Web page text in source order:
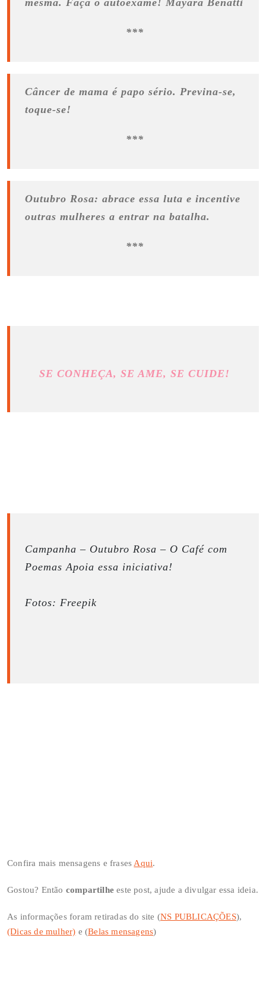
mesma. Faça o autoexame! Mayara Benatti
***
Câncer de mama é papo sério. Previna-se,
toque-se!
***
Outubro Rosa: abrace essa luta e incentive
outras mulheres a entrar na batalha.
***
SE CONHEÇA, SE AME, SE CUIDE!
Campanha – Outubro Rosa – O Café com
Poemas Apoia essa iniciativa!
Fotos: Freepik
Confira mais mensagens e frasesAqui.
Gostou? Então compartilheeste post, ajude a divulgar essa ideia.
As informações foram retiradas do site (NS PUBLICAÇÕES),
(Dicas de mulher) e (Belas mensagens)